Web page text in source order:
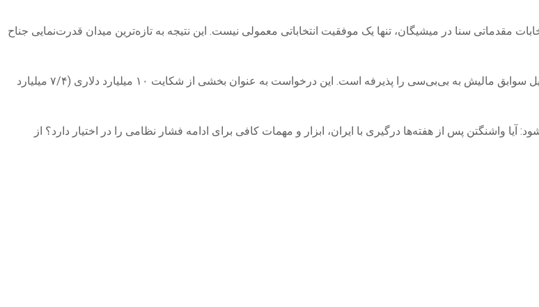
مقدماتی سنا در میشیگان، تنها یک موفقیت انتخاباتی معمولی نیست. این نتیجه به تازه‌ترین میدان قدرت‌نمایی جناح
یک قاضی درخواست دونالد ترامپ، رئیس‌جمهور آمریکا برای به تعویق انداختن تحویل سوابق مالیش به بی‌بی‌سی را پذیرفه است. این درخواست به عنوان بخشی از شکایت ۱۰ میلیارد دلاری (۷/۴ میلیارد
واشنگتن پس از هفته‌ها درگیری با ایران، ابزار و مهمات کافی برای ادامه فشار نظامی را در اختیار دارد؟ از